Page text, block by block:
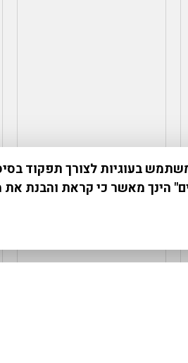
בעוגיות לצורך תפקוד
הינך מאשר כי קראת והבנת את